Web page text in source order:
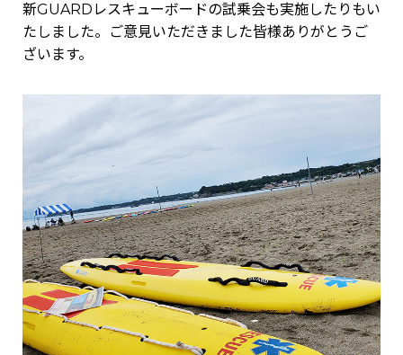
新GUARDレスキューボードの試乗会も実施したりもい
たしました。ご意見いただきました皆様ありがとうご
ざいます。